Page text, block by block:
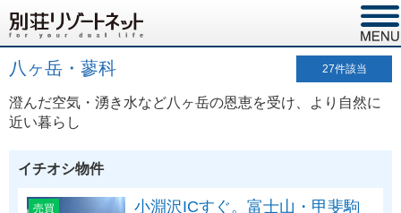
八ヶ岳・蓼科 27件該当
澄んだ空気・湧き水など八ヶ岳の恩恵を受け、より自然に
近い暮らし
イチオシ物件
売買
小淵沢ICすぐ。富士山・甲斐駒